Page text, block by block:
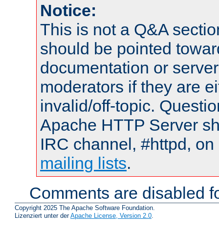
Notice:
This is not a Q&A
should be pointed
documentation or
moderators if they are
invalid/off-topic.
Apache HTTP Server
IRC channel, #httpd,
mailing lists.
Comments are disabled
Copyright 2025 The Apache Software Foundation.
Lizenziert unter derApache License, Version 2.0.